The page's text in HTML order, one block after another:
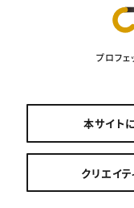
プロフ
本サイト
クリエイ